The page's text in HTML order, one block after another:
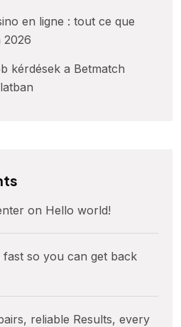
en ligne : tout ce que
2026
kérdések a Betmatch
on Hello world!
fast so you can get back
reliable Results, every